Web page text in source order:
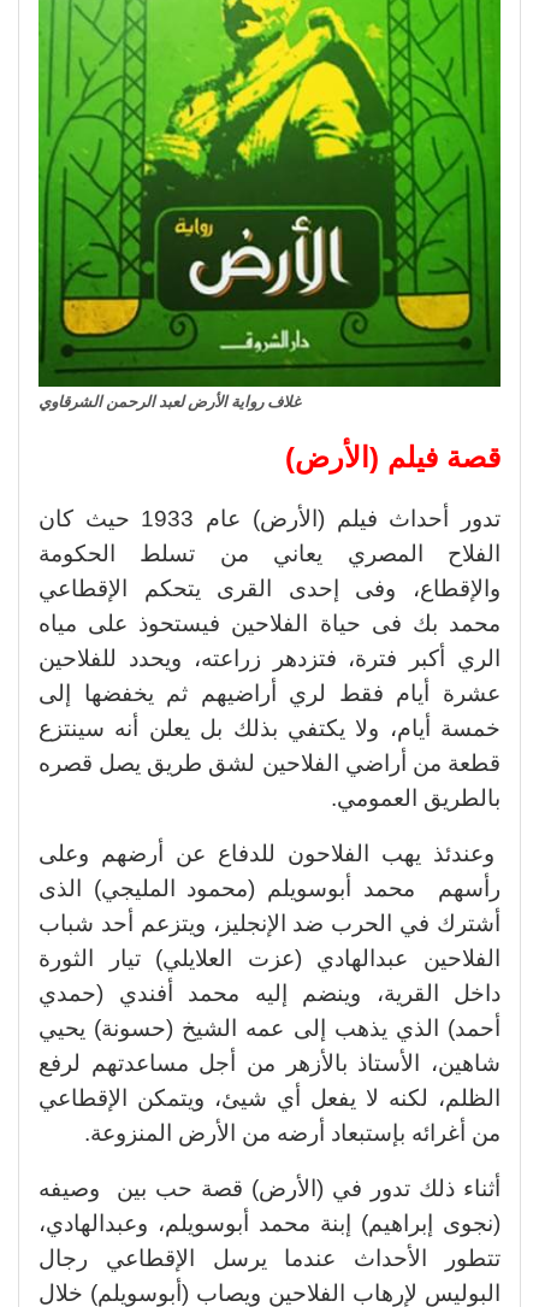
غلاف رواية الأرض لعبد الرحمن الشرقاوي
قصة فيلم (الأرض)
تدور أحداث فيلم (الأرض) عام 1933 حيث كان
الفلاح المصري يعاني من تسلط الحكومة
والإقطاع، وفى إحدى القرى يتحكم الإقطاعي
محمد بك فى حياة الفلاحين فيستحوذ على مياه
الري أكبر فترة، فتزدهر زراعته، ويحدد للفلاحين
عشرة أيام فقط لري أراضيهم ثم يخفضها إلى
خمسة أيام، ولا يكتفي بذلك بل يعلن أنه سينتزع
قطعة من أراضي الفلاحين لشق طريق يصل قصره
بالطريق العمومي.
وعندئذ يهب الفلاحون للدفاع عن أرضهم وعلى
رأسهم محمد أبوسويلم (محمود المليجي) الذى
أشترك في الحرب ضد الإنجليز، ويتزعم أحد شباب
الفلاحين عبدالهادي (عزت العلايلي) تيار الثورة
داخل القرية، وينضم إليه محمد أفندي (حمدي
أحمد) الذي يذهب إلى عمه الشيخ (حسونة) يحيي
شاهين، الأستاذ بالأزهر من أجل مساعدتهم لرفع
الظلم، لكنه لا يفعل أي شيئ، ويتمكن الإقطاعي
من أغرائه بإستبعاد أرضه من الأرض المنزوعة.
أثناء ذلك تدور في (الأرض) قصة حب بين وصيفه
(نجوى إبراهيم) إبنة محمد أبوسويلم، وعبدالهادي،
تتطور الأحداث عندما يرسل الإقطاعي رجال
البوليس لإرهاب الفلاحين ويصاب (أبوسويلم) خلال